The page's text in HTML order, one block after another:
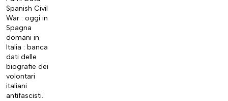
Spanish Civil
War : oggi in
Spagna
domani in
Italia : banca
dati delle
biografie dei
volontari
italiani
antifascisti.